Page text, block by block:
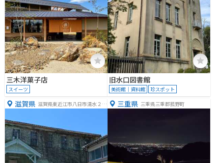
三木洋菓子店
スイーツ
旧水口図書館
美術館｜資料館 珍スポット
滋賀県 滋賀県東近江市八日市清水２丁
三重県 三重県三重郡菰野町